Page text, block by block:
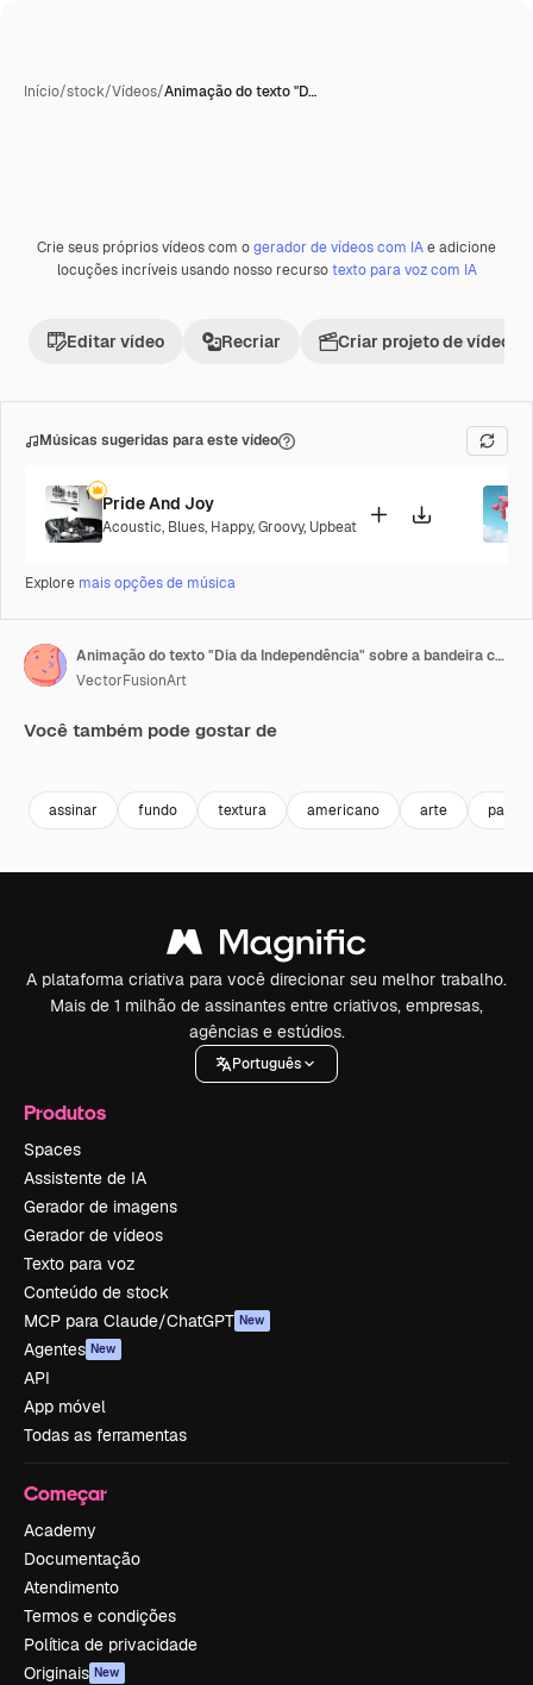
Início/stock/Vídeos/Animação do texto "D…
PremiumGerada com IA
Crie seus próprios vídeos com ogerador de vídeos com IAe adicione
locuções incríveis usando nosso recursotexto para voz com IA
Editar vídeo Recriar Criar projeto de vídeo
Músicas sugeridas para este vídeo
Pride And Joy
Acoustic, Blues, Happy,Groovy, Upbeat
Explore mais opções de música
Animação do texto "Dia da Independência" sobre a bandeira com padrão americano.
VectorFusionArt
Você também pode gostar de
assinar fundo textura americano arte país
A plataforma criativa para você direcionar seu melhor trabalho.
Mais de 1 milhão de assinantes entre criativos, empresas,
agências e estúdios.
Português
Produtos
Spaces
Assistente de IA
Gerador de imagens
Gerador de vídeos
Texto para voz
Conteúdo de stock
MCP para Claude/ChatGPT New
Agentes New
API
App móvel
Todas as ferramentas
Começar
Academy
Documentação
Atendimento
Termos e condições
Política de privacidade
Originais New